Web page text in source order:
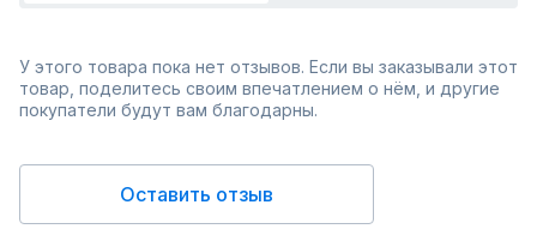
У этого товара пока нет отзывов. Если вы заказывали этот
товар, поделитесь своим впечатлением о нём, и другие
покупатели будут вам благодарны.
Оставить отзыв